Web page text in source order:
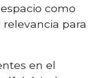
como
para
en el